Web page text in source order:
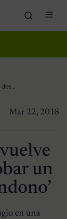
Perro sin hogar se vuelve viral después de robar un libro sobre el ‘Abandono’
Mar 22, 2018
un
en una